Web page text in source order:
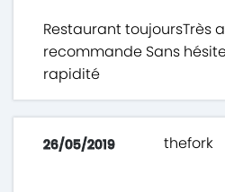
Restaurant toujoursTrès
recommande Sans
rapidité
26/05/2019 thefork